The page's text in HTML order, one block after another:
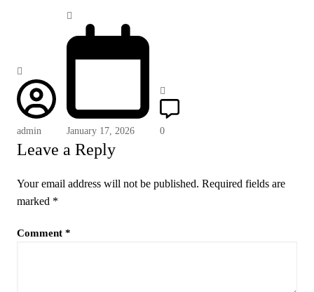
admin January 17, 2026 0
Leave a Reply
Your email address will not be published. Required fields are
marked *
Comment *